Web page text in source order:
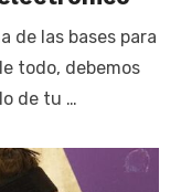
de las bases para
todo, debemos
de tu …